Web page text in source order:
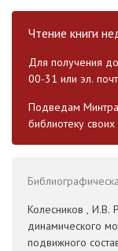
Чтение книги
Для получения
00-31 или эл.
Подведам
библиотеку своих
Колесников , И.В.
динамического
подвижного